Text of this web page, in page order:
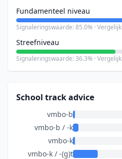
Fundamenteel niveau
Signaleringswaarde: 85.0% ·
Streefniveau
Signaleringswaarde: 36.3% ·
School track advice
vmbo-b
vmbo-b / -k
vmbo-k
vmbo-k / -(g)t